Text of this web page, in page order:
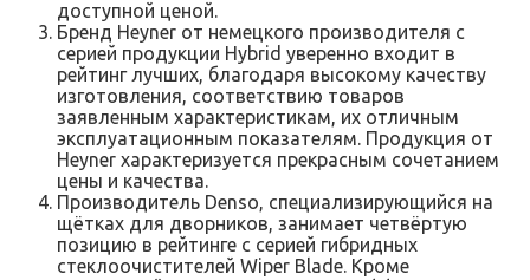
доступной ценой.
Бренд Heyner от немецкого производителя с
серией продукции Hybrid уверенно входит в
рейтинг лучших, благодаря высокому качеству
изготовления, соответствию товаров
заявленным характеристикам, их отличным
эксплуатационным показателям. Продукция от
Heyner характеризуется прекрасным сочетанием
цены и качества.
Производитель Denso, специализирующийся на
щётках для дворников, занимает четвёртую
позицию в рейтинге с серией гибридных
стеклоочистителей Wiper Blade. Кроме